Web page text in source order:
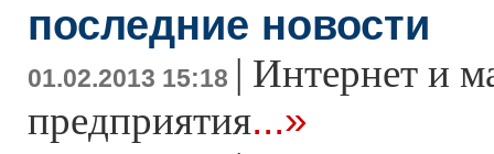
последние новости
01.02.2013 15:18 | Интернет и
предприятия...»